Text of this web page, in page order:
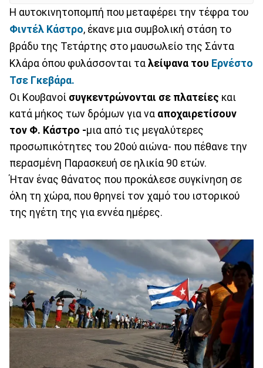
Η αυτοκινητοπομπή που μεταφέρει την τέφρα του
Φιντέλ Κάστρο, έκανε μια συμβολική στάση το
βράδυ της Τετάρτης στο μαυσωλείο της Σάντα
Κλάρα όπου φυλάσσονται τα λείψανα του Ερνέστο
Τσε Γκεβάρα.
Οι Κουβανοί συγκεντρώνονται σε πλατείες και
κατά μήκος των δρόμων για να αποχαιρετίσουν
τον Φ. Κάστρο -μια από τις μεγαλύτερες
προσωπικότητες του 20ού αιώνα- που πέθανε την
περασμένη Παρασκευή σε ηλικία 90 ετών.
Ήταν ένας θάνατος που προκάλεσε συγκίνηση σε
όλη τη χώρα, που θρηνεί τον χαμό του ιστορικού
της ηγέτη της για εννέα ημέρες.